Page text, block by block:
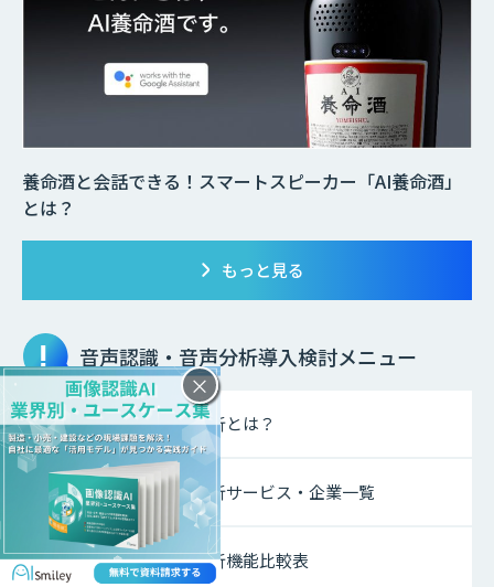
養命酒と会話できる！スマートスピーカー「AI養命酒」
とは？
もっと見る
音声認識・音声分析導入検討メニュー
音声認識・音声分析とは？
音声認識・音声分析サービス・企業一覧
音声認識・音声分析機能比較表
×